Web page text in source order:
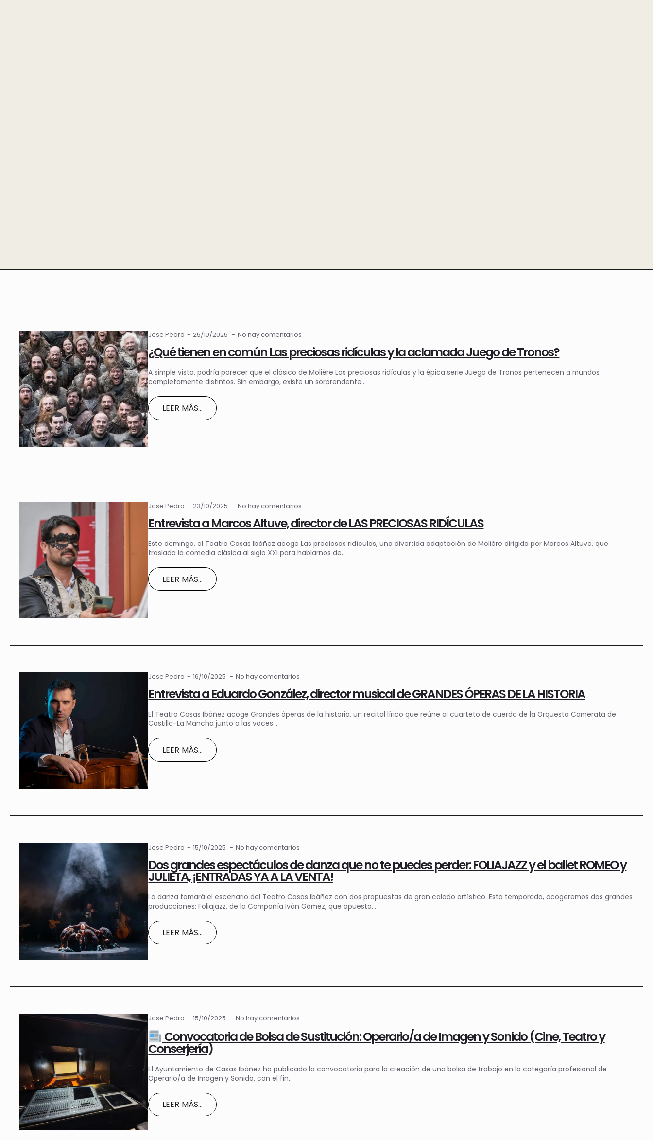
¿Qué tienen en común Las preciosas ridículas y la aclamada Juego de Tronos?
Jose Pedro 25/10/2025 No hay comentarios
A simple vista, podría parecer que el clásico de Molière Las preciosas ridículas y la épica serie Juego de Tronos pertenecen a mundos
completamente distintos. Sin embargo, existe un sorprendente…
LEER MÁS...
Entrevista a Marcos Altuve, director de LAS PRECIOSAS RIDÍCULAS
Jose Pedro 23/10/2025 No hay comentarios
Este domingo, el Teatro Casas Ibáñez acoge Las preciosas ridículas, una divertida adaptación de Molière dirigida por Marcos Altuve, que
traslada la comedia clásica al siglo XXI para hablarnos de…
LEER MÁS...
Entrevista a Eduardo González, director musical de GRANDES ÓPERAS DE LA HISTORIA
Jose Pedro 16/10/2025 No hay comentarios
El Teatro Casas Ibáñez acoge Grandes óperas de la historia, un recital lírico que reúne al cuarteto de cuerda de la Orquesta Camerata de
Castilla-La Mancha junto a las voces…
LEER MÁS...
Dos grandes espectáculos de danza que no te puedes perder: FOLIAJAZZ y el ballet ROMEO y
JULIETA, ¡ENTRADAS YA A LA VENTA!
Jose Pedro 15/10/2025 No hay comentarios
La danza tomará el escenario del Teatro Casas Ibáñez con dos propuestas de gran calado artístico. Esta temporada, acogeremos dos grandes
producciones: Foliajazz, de la Compañía Iván Gómez, que apuesta…
LEER MÁS...
Convocatoria de Bolsa de Sustitución: Operario/a de Imagen y Sonido (Cine, Teatro y
Conserjería)
Jose Pedro 15/10/2025 No hay comentarios
El Ayuntamiento de Casas Ibáñez ha publicado la convocatoria para la creación de una bolsa de trabajo en la categoría profesional de
Operario/a de Imagen y Sonido, con el fin…
LEER MÁS...